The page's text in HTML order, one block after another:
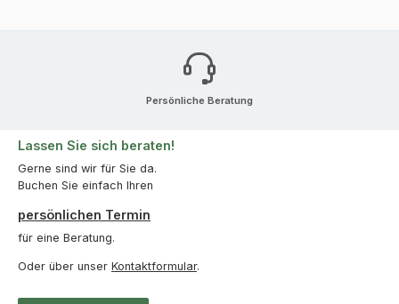
Persönliche Beratung
Lassen Sie sich beraten!
Gerne sind wir für Sie da.
Buchen Sie einfach Ihren
persönlichen Termin
für eine Beratung.
Oder über unser Kontaktformular.